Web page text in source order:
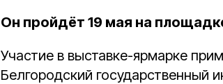
Он пройдёт 19 мая на
Участие в выставке-ярмарке
Белгородский государственный